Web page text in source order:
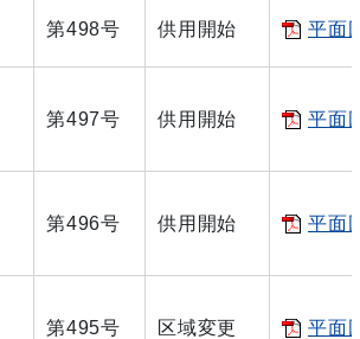
第498号 供用開始 平面
第497号 供用開始 平面
第496号 供用開始 平面
第495号 区域変更 平面